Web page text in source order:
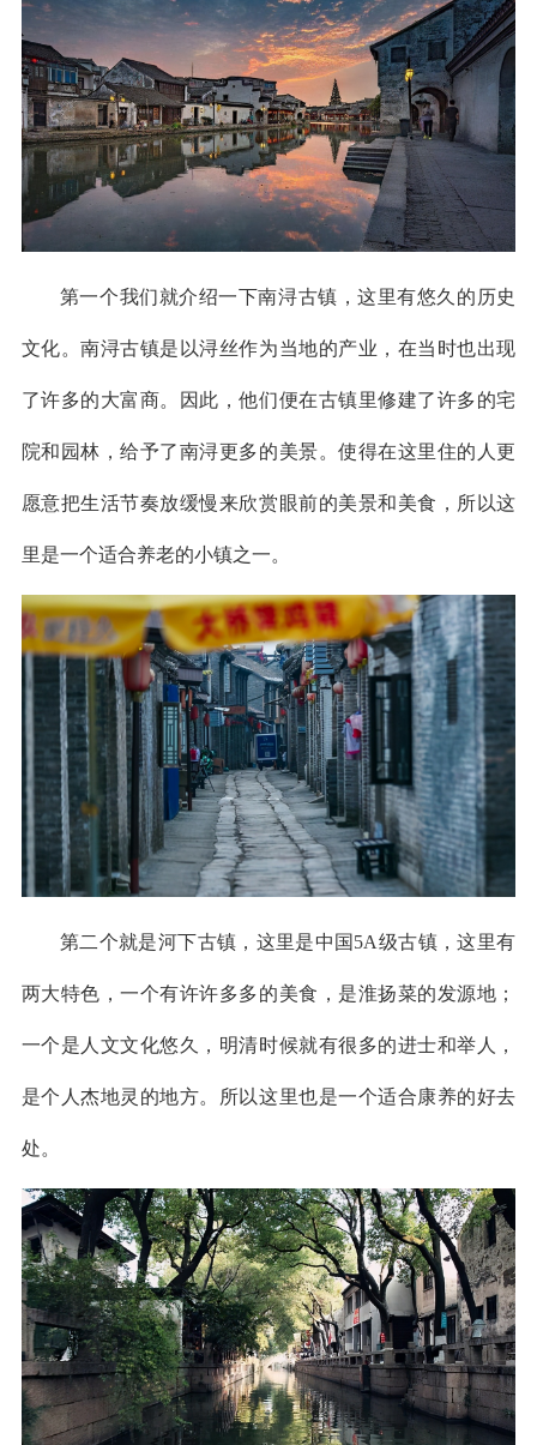
第一个我们就介绍一下南浔古镇，这里有悠久的历史
文化。南浔古镇是以浔丝作为当地的产业，在当时也出现
了许多的大富商。因此，他们便在古镇里修建了许多的宅
院和园林，给予了南浔更多的美景。使得在这里住的人更
愿意把生活节奏放缓慢来欣赏眼前的美景和美食，所以这
里是一个适合养老的小镇之一。
第二个就是河下古镇，这里是中国5A级古镇，这里有
两大特色，一个有许许多多的美食，是淮扬菜的发源地；
一个是人文文化悠久，明清时候就有很多的进士和举人，
是个人杰地灵的地方。所以这里也是一个适合康养的好去
处。